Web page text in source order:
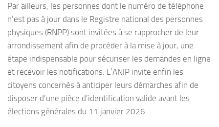
Par ailleurs, les personnes dont le numéro de téléphone
n’est pas à jour dans le Registre national des personnes
physiques (RNPP) sont invitées à se rapprocher de leur
arrondissement afin de procéder à la mise à jour, une
étape indispensable pour sécuriser les demandes en ligne
et recevoir les notifications. L’ANIP invite enfin les
citoyens concernés à anticiper leurs démarches afin de
disposer d’une pièce d’identification valide avant les
élections générales du 11 janvier 2026.